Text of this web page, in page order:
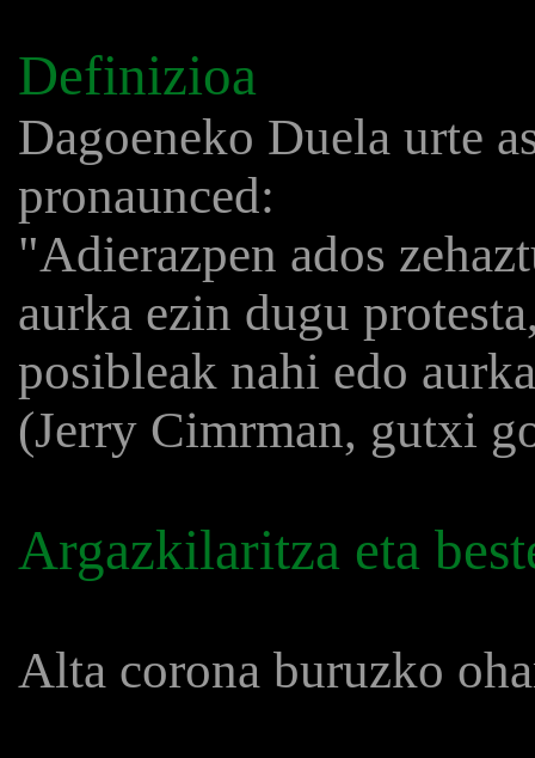
Definizioa
Dagoeneko Duela urte
pronaunced:
"Adierazpen ados
aurka ezin dugu
posibleak nahi edo
(Jerry Cimrman, gutxi
Argazkilaritza eta
Alta corona buruzko